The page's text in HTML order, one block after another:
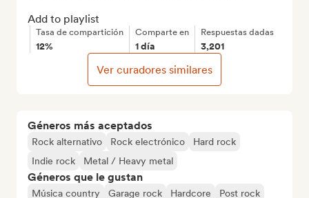
Géneros más aceptados
Rock alternativo Rock electrónico
Hard rock
Indie rock
Metal / Heavy metal
Géneros que le gustan
Música country Garage rock Hardcore
Post rock
Add to playlist
Tasa de compartición
12%
Comparte en
1 día
Respuestas dadas
3,201
Ver curadores similares